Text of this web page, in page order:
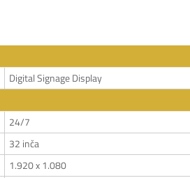
Digital Signage Display
24/7
32 inča
1.920 x 1.080